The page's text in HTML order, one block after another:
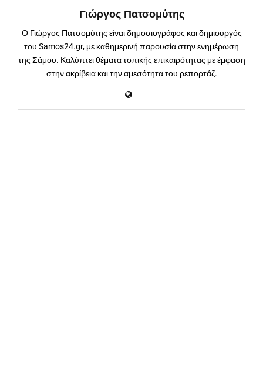
Γιώργος Πατσομύτης
Ο Γιώργος Πατσομύτης είναι δημοσιογράφος και δημιουργός
του Samos24.gr, με καθημερινή παρουσία στην ενημέρωση
της Σάμου. Καλύπτει θέματα τοπικής επικαιρότητας με έμφαση
στην ακρίβεια και την αμεσότητα του ρεπορτάζ.